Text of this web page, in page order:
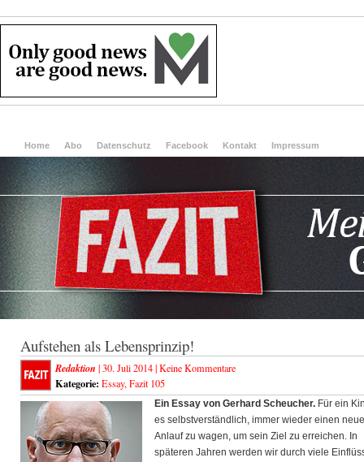
Home Abo Datenschutz Facebook Kontakt Impressum
Aufstehen als Lebensprinzip!
Redaktion | 30. Juli 2014 |Keine Kommentare
Kategorie: Essay, Fazit 105
Ein Essay von Gerhard Scheucher. Für ein
es selbstverständlich, immer wieder einen
Anlauf zu wagen, um sein Ziel zu erreichen. In
späteren Jahren werden wir durch viele